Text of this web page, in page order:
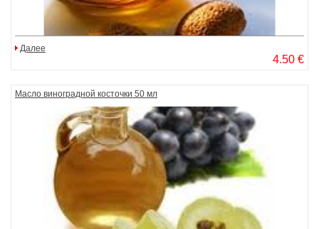
Далее
4.50 €
Масло виноградной косточки 50 мл